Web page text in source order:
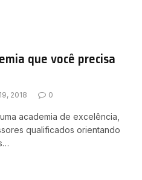
que você precisa
2018 0
academia de excelência,
qualificados orientando